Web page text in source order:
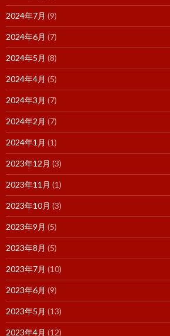
2024年7月 (9)
2024年6月 (7)
2024年5月 (8)
2024年4月 (5)
2024年3月 (7)
2024年2月 (7)
2024年1月 (1)
2023年12月 (3)
2023年11月 (1)
2023年10月 (3)
2023年9月 (5)
2023年8月 (5)
2023年7月 (10)
2023年6月 (9)
2023年5月 (13)
2023年4月 (12)